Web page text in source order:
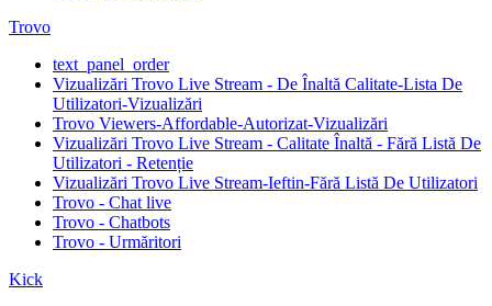
Trovo
text_panel_order
Vizualizări Trovo Live Stream - De Înaltă Calitate-Lista De
Utilizatori-Vizualizări
Trovo Viewers-Affordable-Autorizat-Vizualizări
Vizualizări Trovo Live Stream - Calitate Înaltă - Fără Listă De
Utilizatori - Retenție
Vizualizări Trovo Live Stream-Ieftin-Fără Listă De Utilizatori
Trovo - Chat live
Trovo - Chatbots
Trovo - Urmăritori
Kick